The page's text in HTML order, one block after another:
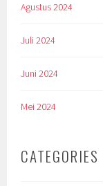
Agustus 2024
Juli 2024
Juni 2024
Mei 2024
CATEGORIES